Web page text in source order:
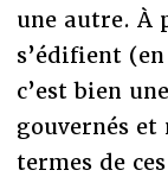
une autre. À
s’édifient
c’est bien
gouvernés et
termes de